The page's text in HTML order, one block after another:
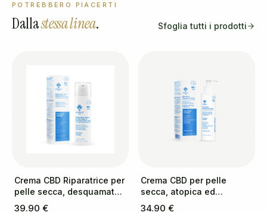
POTREBBERO PIACERTI
Dallastessa linea. Sfoglia tutti i prodotti
Crema CBD Riparatrice per
pelle secca, desquamata
e a tendenza psoriasica
39.90 €
Crema CBD per pelle
secca, atopica ed
eczematosa
34.90 €